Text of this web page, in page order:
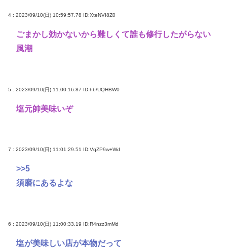
4 : 2023/09/10(日) 10:59:57.78 ID:XteNVI8Z0
ごまかし効かないから難しくて誰も修行したがらない
風潮
5 : 2023/09/10(日) 11:00:16.87 ID:hb/UQHBW0
塩元帥美味いぞ
7 : 2023/09/10(日) 11:01:29.51 ID:VqZP9w+Wd
>>5
須磨にあるよな
6 : 2023/09/10(日) 11:00:33.19 ID:R4nzz3mMd
塩が美味しい店が本物だって